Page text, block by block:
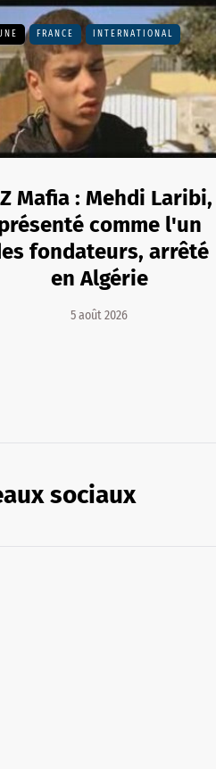
FRANCE INTERNATIONAL
Mafia : Mehdi Laribi,
comme l'un
fondateurs, arrêté
en Algérie
5 août 2026
sociaux